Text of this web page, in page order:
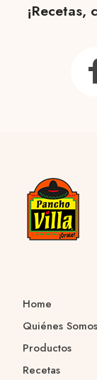
¡Recetas,
Home
Quiénes Somos
Productos
Recetas